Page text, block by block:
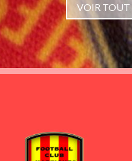
VOIR TOUT